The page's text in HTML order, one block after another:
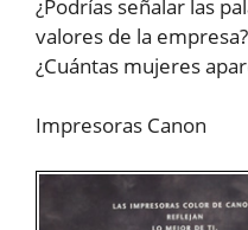
¿Podrías señalar las
valores de la empresa?
¿Cuántas mujeres
Impresoras Canon